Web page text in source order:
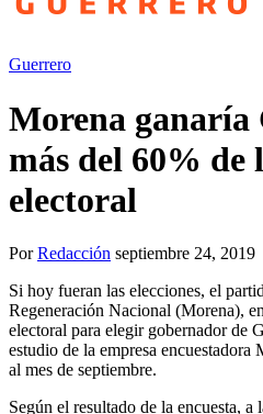
Guerrero
Morena ganaría
más del 60% de
electoral
PorRedacción septiembre 24, 2019
Si hoy fueran las elecciones, el
Regeneración Nacional (Morena),
electoral para elegir gobernador de
estudio de la empresa encuestadora
al mes de septiembre.
Según el resultado de la encuesta,